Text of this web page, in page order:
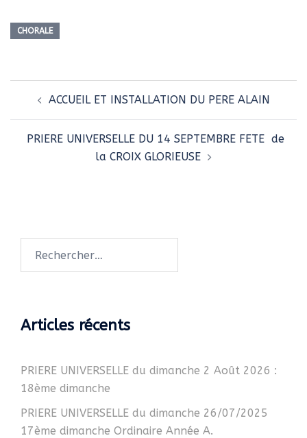
CHORALE
d’articleACCUEIL ET INSTALLATION DU PERE ALAIN
PRIERE UNIVERSELLE DU 14 SEPTEMBRE FETE de
la CROIX GLORIEUSE
Articles récents
PRIERE UNIVERSELLE du dimanche 2 Août 2026 :
18ème dimanche
PRIERE UNIVERSELLE du dimanche 26/07/2025
17ème dimanche Ordinaire Année A.